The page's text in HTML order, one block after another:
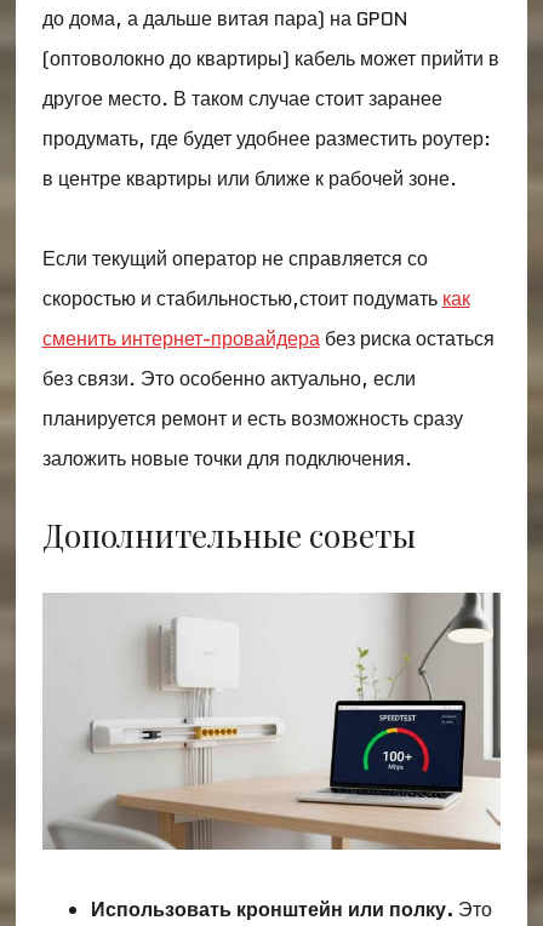
до дома, а дальше витая пара) на GPON
(оптоволокно до квартиры) кабель может прийти в
другое место. В таком случае стоит заранее
продумать, где будет удобнее разместить роутер:
в центре квартиры или ближе к рабочей зоне.
Если текущий оператор не справляется со
скоростью и стабильностью,стоит подумать как
сменить интернет-провайдерабез риска остаться
без связи. Это особенно актуально, если
планируется ремонт и есть возможность сразу
заложить новые точки для подключения.
Дополнительные советы
Использовать кронштейн или полку. Это